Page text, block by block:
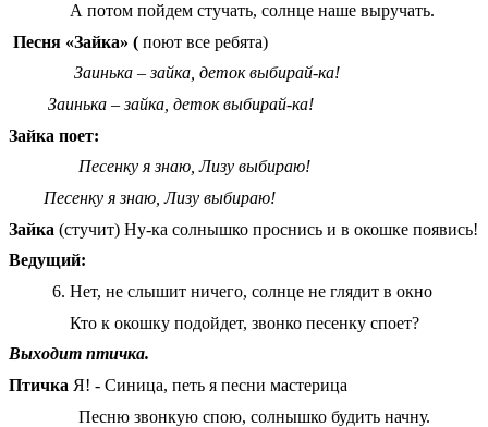
А потом пойдем стучать, солнце наше выручать.
Песня «Зайка» ( поют все ребята)
Заинька – зайка, деток выбирай-ка!
Заинька – зайка, деток выбирай-ка!
Зайка поет:
Песенку я знаю, Лизу выбираю!
Песенку я знаю, Лизу выбираю!
Зайка (стучит) Ну-ка солнышко проснись и в окошке появись!
Ведущий:
6. Нет, не слышит ничего, солнце не глядит в окно
Кто к окошку подойдет, звонко песенку споет?
Выходит птичка.
Птичка Я! - Синица, петь я песни мастерица
Песню звонкую спою, солнышко будить начну.